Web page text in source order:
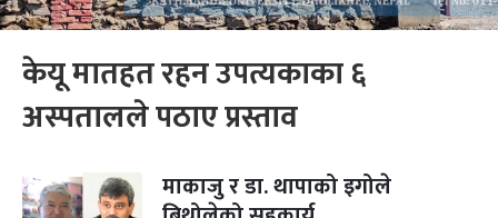
केयू मातहत रहन उपत्यकाका ६
अस्पतालले पठाए प्रस्ताव
माकाजु र डा. थापाको इगोले